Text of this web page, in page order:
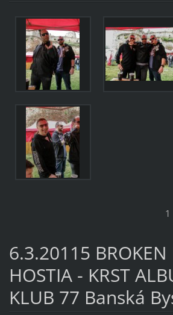
1
6.3.20115 BROKEN
HOSTIA - KRST
KLUB 77 Banská